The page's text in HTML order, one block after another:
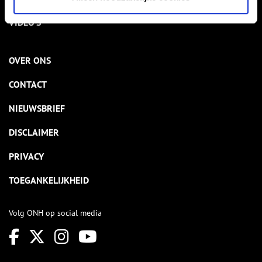
VIDEO’S
OVER ONS
CONTACT
NIEUWSBRIEF
DISCLAIMER
PRIVACY
TOEGANKELIJKHEID
Volg ONH op social media